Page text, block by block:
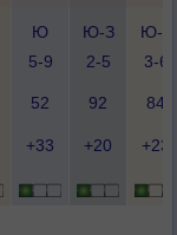
Ю
5-9
Ю-З
2-5
Ю-З
3-6
52 92 84
+33 +20 +23